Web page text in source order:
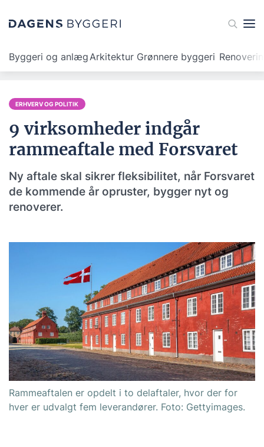
Byggeri og anlægArkitektur Grønnere byggeri
ERHVERV OG POLITIK
9 virksomheder indgår
rammeaftale med Forsvaret
Ny aftale skal sikrer fleksibilitet, når Forsvaret
de kommende år opruster, bygger nyt og
renoverer.
Rammeaftalen er opdelt i to delaftaler, hvor der for
hver er udvalgt fem leverandører. Foto: Gettyimages.